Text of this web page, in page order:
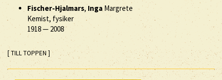
Fischer-Hjalmars, Inga Margrete
Kemist, fysiker
1918— 2008
[ TILL TOPPEN ]